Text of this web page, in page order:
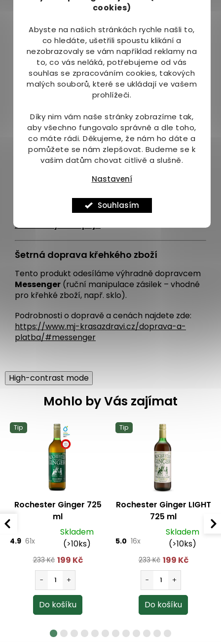
cookies)
Abyste na našich stránkách rychle našli to,
co hledáte, ušetřili spoustu klikání a
nezobrazovaly se vám například reklamy na
to, co vás neláká, potřebujeme od vás
souhlas se zpracováním cookies, takových
malých souborů, které se ukládají ve vašem
prohlížeči.
Díky nim vám naše stránky zobrazíme tak,
aby všechno fungovalo správně a dle toho,
co máte rádi. Děkujeme, že nám ho dáte a
pomůžete se nám zlepšovat. Budeme se k
vašim datům chovat citlivě a slušně.
Nastavení
Souhlasím
Bezlepkový a vhodný pro vegany. Po otevření
uchovávejte v chladničce a spotřebujte do 14
dnů.
Země původu:
Spojené království
Výrobce:
The Original Drinks Food Co LTD
Náš tip:
Rochester Ginger
článku na blogu
Objevte svatý grál
zázvorových nápojů.
Šetrná doprava křehkého zboží
Tento produkt odesíláme výhradně dopravcem
Messenger (ruční manipulace zásilek – vhodné
pro křehké zboží, např. sklo).
Podrobnosti o dopravě a cenách najdete zde:
https://www.mj-krasazdravi.cz/doprava-a-
platba/#messenger
High-contrast mode
Mohlo by Vás zajímat
Tip
Rochester Ginger 725
ml
4.9 61x
Skladem
(>10ks)
233 Kč 199 Kč
Tip
Rochester Ginger LIGHT
725 ml
5.0 16x
Skladem
(>10ks)
233 Kč 199 Kč